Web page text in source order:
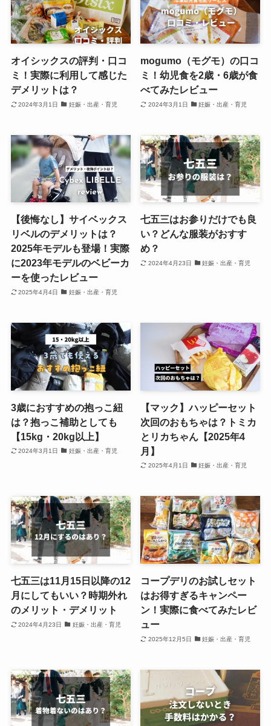
オイシックスの評判・口コ
ミ！実際に利用して感じた
デメリットは？
2024年3月1日 妊娠・出産・育児
mogumo（モグモ）の口コ
ミ！幼児食を2歳・6歳が食
べてみたレビュー
2024年3月1日 妊娠・出産・育児
【後悔なし】サイベックス
リベルのデメリットは？
2025年モデルも登場！実際
に2023年モデルのベビーカ
ーを使ったレビュー
2025年4月4日 妊娠・出産・育児
七五三はお参りだけでも良
い？どんな服装がおすす
め？
2024年4月23日 妊娠・出産・育児
3歳におすすめの抱っこ紐
は？抱っこ補助としても
【15kg・20kg以上】
2024年3月1日 妊娠・出産・育児
【マック】ハッピーセット
次回のおもちゃは？トミカ
とリカちゃん【2025年4
月】
2025年4月1日 妊娠・出産・育児
七五三は11月15日以降の12
月にしてもいい？時期外れ
のメリット・デメリット
2024年4月23日 妊娠・出産・育児
コープデリのお試しセット
はお得すぎるキャンペー
ン！実際に食べてみたレビ
ュー
2025年12月5日 妊娠・出産・育児